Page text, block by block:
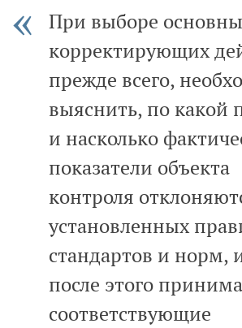
При выборе
корректирующих
прежде всего,
выяснить, по какой
и насколько
показатели объекта
контроля
установленных
стандартов и норм,
после этого
соответствующие